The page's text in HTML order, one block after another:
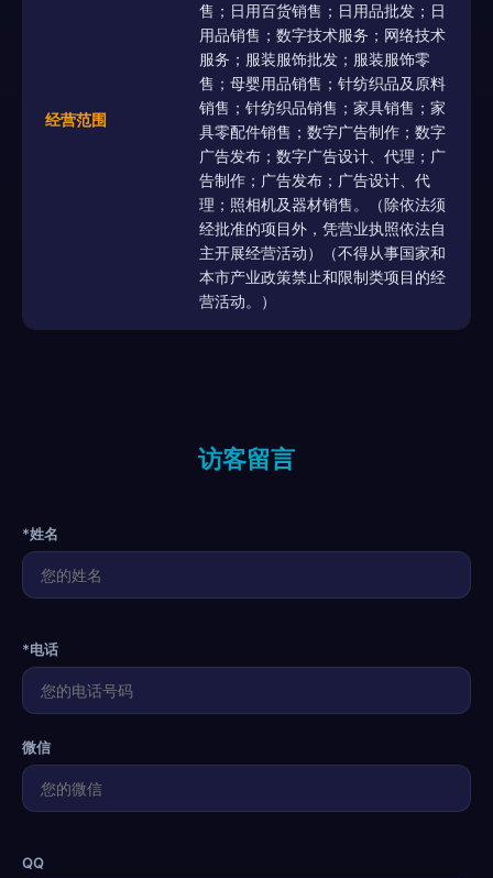
经营范围
售；日用百货销售；日用品批发；日
用品销售；数字技术服务；网络技术
服务；服装服饰批发；服装服饰零
售；母婴用品销售；针纺织品及原料
销售；针纺织品销售；家具销售；家
具零配件销售；数字广告制作；数字
广告发布；数字广告设计、代理；广
告制作；广告发布；广告设计、代
理；照相机及器材销售。（除依法须
经批准的项目外，凭营业执照依法自
主开展经营活动）（不得从事国家和
本市产业政策禁止和限制类项目的经
营活动。）
访客留言
*姓名
*电话
微信
QQ